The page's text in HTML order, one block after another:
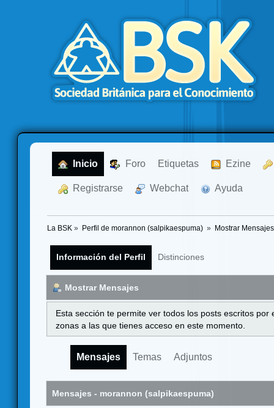
Inicio Foro Etiquetas Ezine
Registrarse Webchat Ayuda
La BSK » Perfil de morannon (salpikaespuma) » Mostrar Mensajes
Información del Perfil Distinciones
Mostrar Mensajes
Esta sección te permite ver todos los posts escritos
zonas a las que tienes acceso en este momento.
Mensajes Temas Adjuntos
Mensajes - morannon (salpikaespuma)